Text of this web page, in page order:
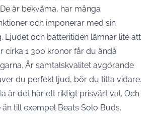
är bekväma, har många
och imponerar med sin
Ljudet och batteritiden lämnar lite att
cirka 1 300 kronor får du ändå
Är samtalskvalitet avgörande
du perfekt ljud, bör du titta vidare.
är det här ett riktigt prisvärt val. Och
till exempel Beats Solo Buds.